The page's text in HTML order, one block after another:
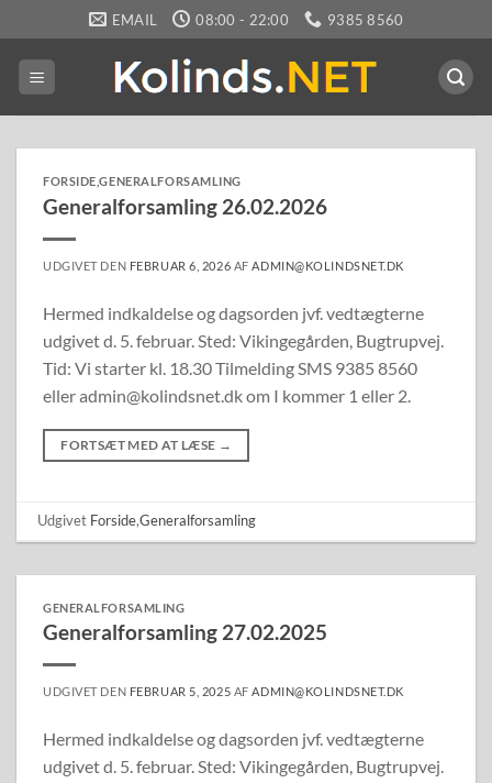
til
indhold
EMAIL 08:00 - 22:00 9385 8560
FORSIDE ,GENERALFORSAMLING
Generalforsamling 26.02.2026
UDGIVET DEN FEBRUAR 6, 2026 AF ADMIN@KOLINDSNET.DK
Hermed indkaldelse og dagsorden jvf. vedtægterne
udgivet d. 5. februar. Sted: Vikingegården, Bugtrupvej.
Tid: Vi starter kl. 18.30 Tilmelding SMS 9385 8560
eller admin@kolindsnet.dk om I kommer 1 eller 2.
FORTSÆT MED AT LÆSE →
Udgivet Forside,Generalforsamling
GENERALFORSAMLING
Generalforsamling 27.02.2025
UDGIVET DEN FEBRUAR 5, 2025 AFADMIN@KOLINDSNET.DK
Hermed indkaldelse og dagsorden jvf. vedtægterne
udgivet d. 5. februar. Sted: Vikingegården, Bugtrupvej.